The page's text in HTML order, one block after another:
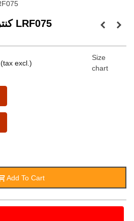
کنترل ریموتی 16 کاناله LRF075
(tax excl.)
Size
chart
Add To Cart